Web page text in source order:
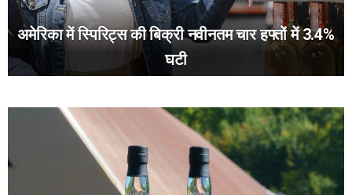
अमेरिका में स्पिरिट्स की बिक्री नवीनतम चार हफ्तों में 3.4%
घटी